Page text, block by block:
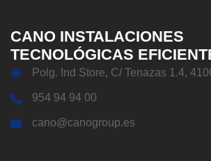
CANO INSTALACIONES
TECNOLÓGICAS
Polg. Ind Store, C/ Tenazas 1.4,
954 94 94 00
cano@canogroup.es